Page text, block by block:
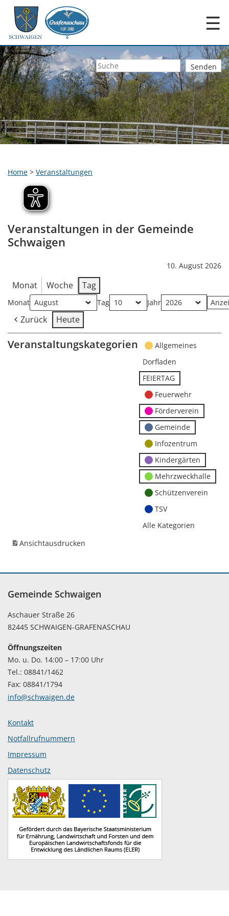
☰
Home > Veranstaltungen
Veranstaltungen in der Gemeinde
Schwaigen
10. August 2026
Monat Woche Tag
Monat Tag Jahr
Zurück Heute
Veranstaltungskategorien
Allgemeines
Dorfladen
FEIERTAG
Feuerwehr
Förderverein
Gemeinde
Infozentrum
Kindergärten
Mehrzweckhalle
Schützenverein
TSV
Alle Kategorien
Ansichtausdrucken
Gemeinde Schwaigen
Aschauer Straße 26
82445 SCHWAIGEN-GRAFENASCHAU
Öffnungszeiten
Mo. u. Do. 14:00 – 17:00 Uhr
Tel.: 08841/1462
Fax: 08841/1794
info@schwaigen.de
Kontakt
Notfallrufnummern
Impressum
Datenschutz